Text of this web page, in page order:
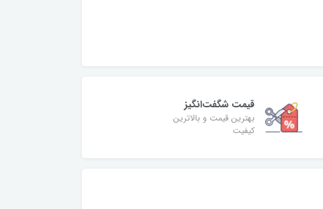
قیمت شگفت‌انگیز
بهترین قیمت و بالاترین
کیفیت